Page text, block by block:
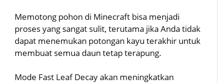
Memotong pohon di Minecraft bisa menjadi
proses yang sangat sulit, terutama jika Anda tidak
dapat menemukan potongan kayu terakhir untuk
membuat semua daun tetap terapung.
Mode Fast Leaf Decay akan meningkatkan